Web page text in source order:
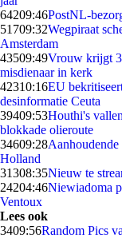
64209:46PostNL-
51709:32Wegpiraat
Amsterdam
43509:49Vrouw krijgt
misdienaar in kerk
42310:16EU
desinformatie Ceuta
39409:53Houthi's
blokkade olieroute
34609:28
Holland
31308:35Nieuw te
24204:46Niewiadoma
Ventoux
Lees ook
3409:56Random Pics